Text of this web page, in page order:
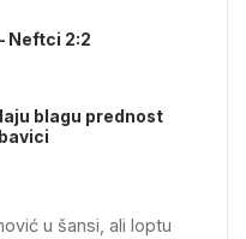
Neftci 2:2
blagu prednost
u šansi, ali loptu